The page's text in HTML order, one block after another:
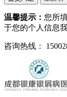
温馨提示： 您所
于您的个人信息
咨询热线：